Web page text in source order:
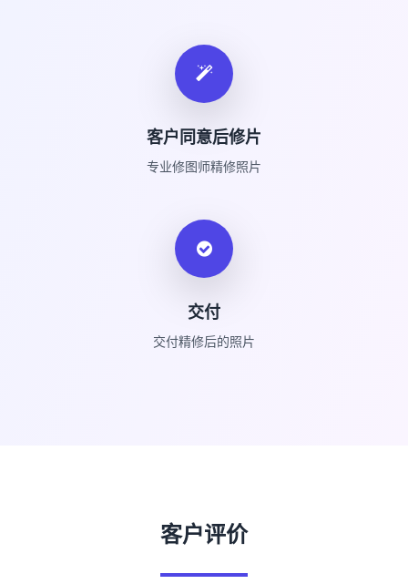
客户同意后修片
专业修图师精修照片
交付
交付精修后的照片
客户评价